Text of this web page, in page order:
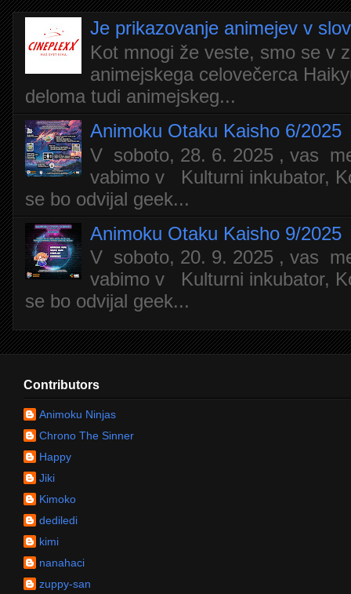
Je prikazovanje animejev v
Kot mnogi že veste, smo se v
animejskega celovečerca
deloma tudi animejskeg...
Animoku Otaku Kaisho 6/2025
V soboto, 28. 6. 2025 , vas
vabimo v Kulturni inkubator,
se bo odvijal geek...
Animoku Otaku Kaisho 9/2025
V soboto, 20. 9. 2025 , vas
vabimo v Kulturni inkubator,
se bo odvijal geek...
Contributors
Animoku Ninjas
Chrono The Sinner
Happy
Jiki
Kimoko
dediledi
kimi
nanahaci
zuppy-san